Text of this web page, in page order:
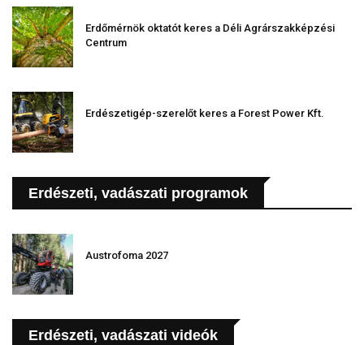
Erdőmérnök oktatót keres a Déli Agrárszakképzési
Centrum
Erdészetigép-szerelőt keres a Forest Power Kft.
Erdészeti, vadászati programok
Austrofoma 2027
Erdészeti, vadászati videók